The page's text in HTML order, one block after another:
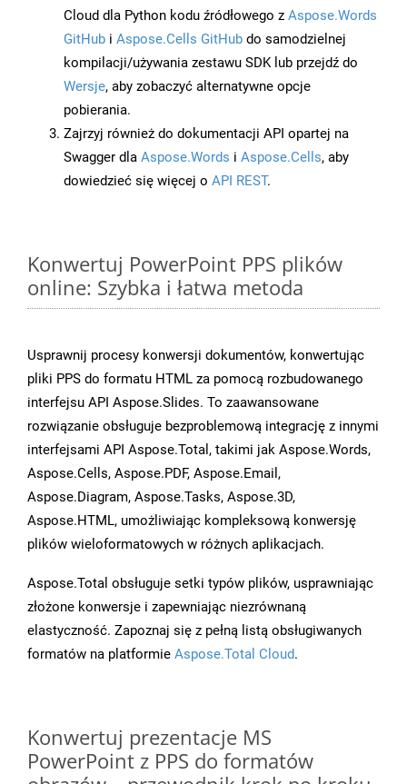
Cloud dla Python kodu źródłowego z Aspose.Words
GitHub i Aspose.Cells GitHub do samodzielnej
kompilacji/używania zestawu SDK lub przejdź do
Wersje, aby zobaczyć alternatywne opcje
pobierania.
Zajrzyj również do dokumentacji API opartej na
Swagger dla Aspose.Words i Aspose.Cells, aby
dowiedzieć się więcej o API REST.
Konwertuj PowerPoint PPS plików
online: Szybka i łatwa metoda
Usprawnij procesy konwersji dokumentów, konwertując
pliki PPS do formatu HTML za pomocą rozbudowanego
interfejsu API Aspose.Slides. To zaawansowane
rozwiązanie obsługuje bezproblemową integrację z innymi
interfejsami API Aspose.Total, takimi jak Aspose.Words,
Aspose.Cells, Aspose.PDF, Aspose.Email,
Aspose.Diagram, Aspose.Tasks, Aspose.3D,
Aspose.HTML, umożliwiając kompleksową konwersję
plików wieloformatowych w różnych aplikacjach.
Aspose.Total obsługuje setki typów plików, usprawniając
złożone konwersje i zapewniając niezrównaną
elastyczność. Zapoznaj się z pełną listą obsługiwanych
formatów na platformie Aspose.Total Cloud.
Konwertuj prezentacje MS
PowerPoint z PPS do formatów